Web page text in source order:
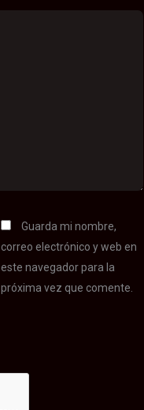
Guarda mi nombre,
correo electrónico y web en
este navegador para la
próxima vez que comente.